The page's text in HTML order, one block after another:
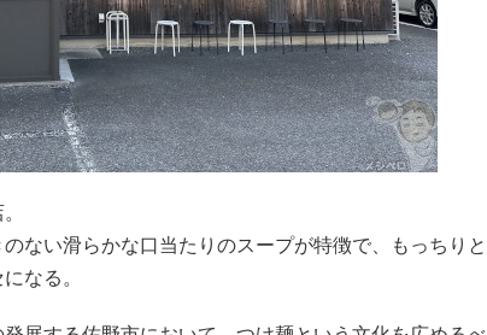
ない滑らかな口当たりのスープが特徴で、もっちりと
なる。